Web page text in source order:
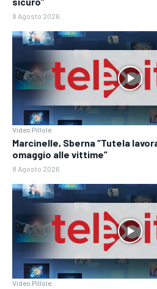
8 Agosto 2026
Video Pillole
Marcinelle, Sberna “Tutela
omaggio alle vittime”
8 Agosto 2026
Video Pillole